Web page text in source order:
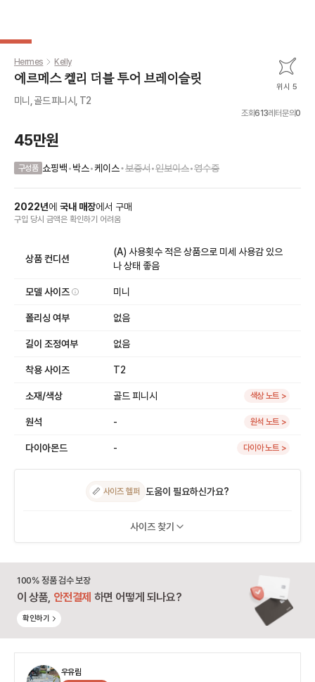
Hermes Kelly
에르메스 켈리 더블 투어 브레이슬릿 위시 5
미니, 골드 피니시, T2
조회613레터문의0
45만원
구성품 쇼핑백•박스•케이스•보증서•인보이스•영수증
2022년에 국내 매장에서 구매
구입 당시 금액은 확인하기 어려움
상품 컨디션
(A) 사용횟수 적은 상품으로 미세 사용감 있으
나 상태 좋음
모델 사이즈 미니
폴리싱 여부 없음
길이 조정여부 없음
착용 사이즈 T2
소재/색상 골드 피니시 색상 노트 >
원석 - 원석 노트 >
다이아몬드 - 다이아 노트 >
📏 사이즈 헬퍼 도움이 필요하신가요?
사이즈 찾기
100% 정품 검수 보장
이 상품, 안전결제 하면 어떻게 되나요?
확인하기
우유림